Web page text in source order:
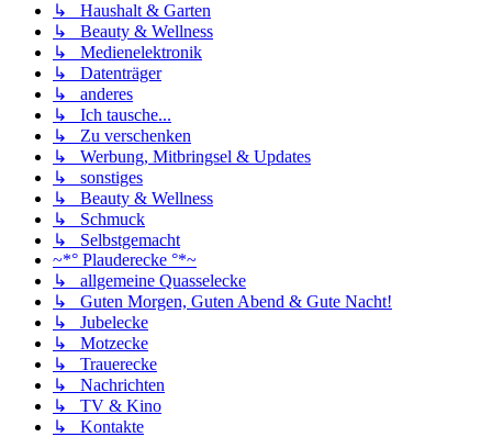
↳ Haushalt & Garten
↳ Beauty & Wellness
↳ Medienelektronik
↳ Datenträger
↳ anderes
↳ Ich tausche...
↳ Zu verschenken
↳ Werbung, Mitbringsel & Updates
↳ sonstiges
↳ Beauty & Wellness
↳ Schmuck
↳ Selbstgemacht
~*° Plauderecke °*~
↳ allgemeine Quasselecke
↳ Guten Morgen, Guten Abend & Gute Nacht!
↳ Jubelecke
↳ Motzecke
↳ Trauerecke
↳ Nachrichten
↳ TV & Kino
↳ Kontakte